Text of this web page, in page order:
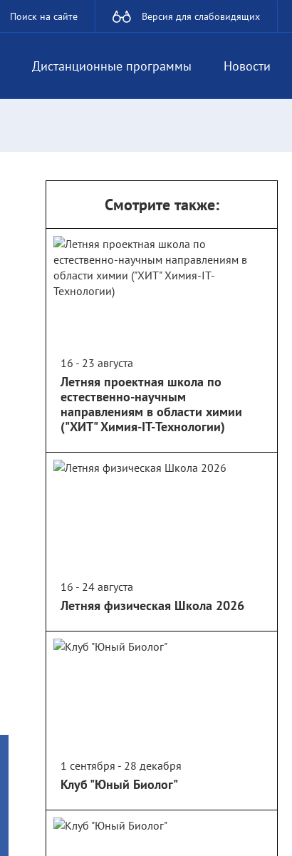
Поиск на сайте Версия для слабовидящих
Дистанционные программы Новости
Смотрите также:
16 - 23 августа
Летняя проектная школа по
естественно-научным
направлениям в области химии
("ХИТ" Химия-IT-Технологии)
16 - 24 августа
Летняя физическая Школа 2026
1 сентября - 28 декабря
Клуб "Юный Биолог"